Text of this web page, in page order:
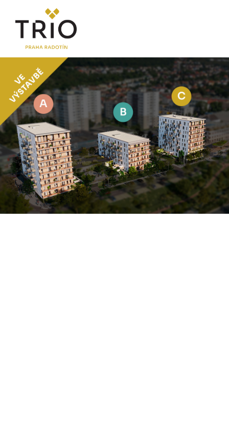
O PROJEKTU
Proč TRIO Radotín
FAQ sekce
Novinky
Postup koupě a financování
LOKALITA
CENÍK
Byty